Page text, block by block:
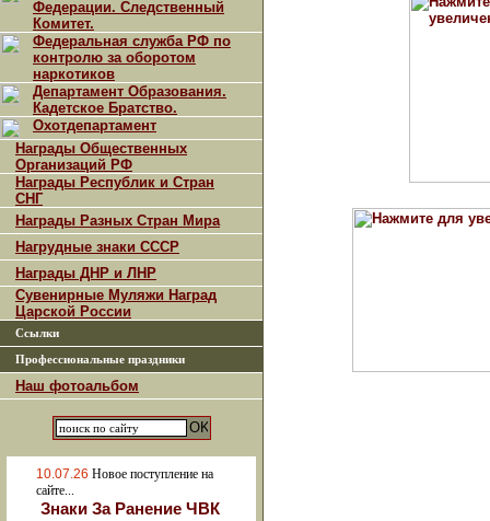
Федерации. Следственный
Комитет.
Федеральная служба РФ по
контролю за оборотом
наркотиков
Департамент Образования.
Кадетское Братство.
Охотдепартамент
Награды Общественных
Организаций РФ
Награды Республик и Стран
СНГ
Награды Разных Стран Мира
Нагрудные знаки СССР
Награды ДНР и ЛНР
Сувенирные Муляжи Наград
Царской России
Ссылки
Профессиональные праздники
Наш фотоальбом
10.07.26 Новое поступление на
сайте...
Знаки За Ранение ЧВК